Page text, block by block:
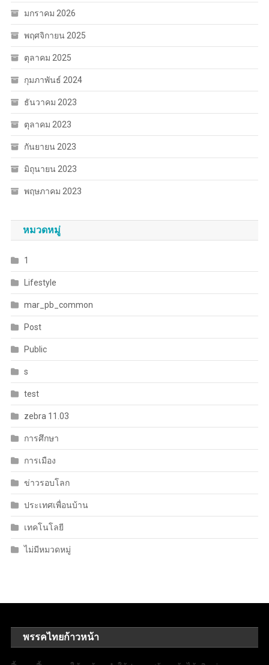
มกราคม 2026
พฤศจิกายน 2025
ตุลาคม 2025
กุมภาพันธ์ 2024
ธันวาคม 2023
ตุลาคม 2023
กันยายน 2023
มิถุนายน 2023
พฤษภาคม 2023
หมวดหมู่
1
Lifestyle
mar_pb_common
Post
Public
s
test
zebra 11.03
การศึกษา
การเมือง
ข่าวรอบโลก
ประเทศเพื่อนบ้าน
เทคโนโลยี
ไม่มีหมวดหมู่
พรรคไทยก้าวหน้า